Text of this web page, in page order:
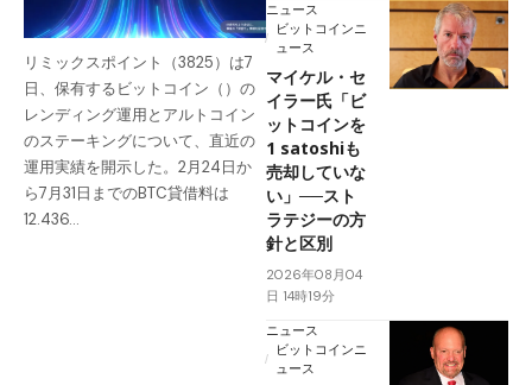
リミックスポイント（3825）は7
日、保有するビットコイン（）の
レンディング運用とアルトコイン
のステーキングについて、直近の
運用実績を開示した。2月24日か
ら7月31日までのBTC貸借料は
12.436…
ニュース
ビットコインニ
ュース
マイケル・セ
イラー氏「ビ
ットコインを
1 satoshiも
売却していな
い」──スト
ラテジーの方
針と区別
2026年08月04
日 14時19分
ニュース
ビットコインニ
ュース